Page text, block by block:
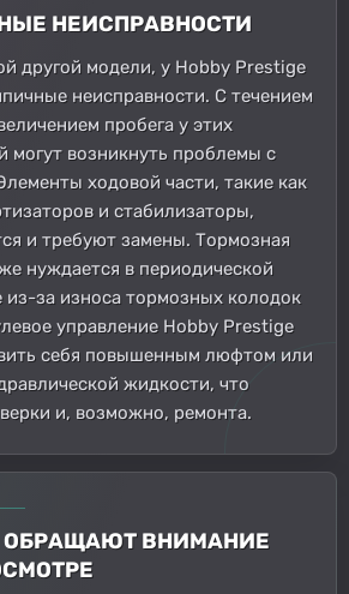
НЕИСПРАВНОСТИ
другой модели, у Hobby Prestige
неисправности. С течением
пробега у этих
могут возникнуть проблемы с
ходовой части, такие как
и стабилизаторы,
и требуют замены. Тормозная
нуждается в периодической
из-за износа тормозных колодок
управление Hobby Prestige
себя повышенным люфтом или
жидкости, что
и, возможно, ремонта.
ОБРАЩАЮТ ВНИМАНИЕ